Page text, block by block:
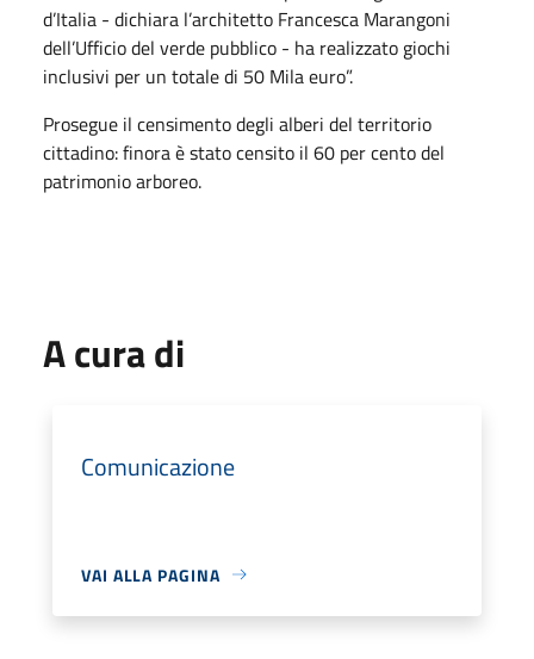
d’Italia - dichiara l’architetto Francesca Marangoni
dell’Ufficio del verde pubblico - ha realizzato giochi
inclusivi per un totale di 50 Mila euro”.
Prosegue il censimento degli alberi del territorio
cittadino: finora è stato censito il 60 per cento del
patrimonio arboreo.
A cura di
Comunicazione
VAI ALLA PAGINA